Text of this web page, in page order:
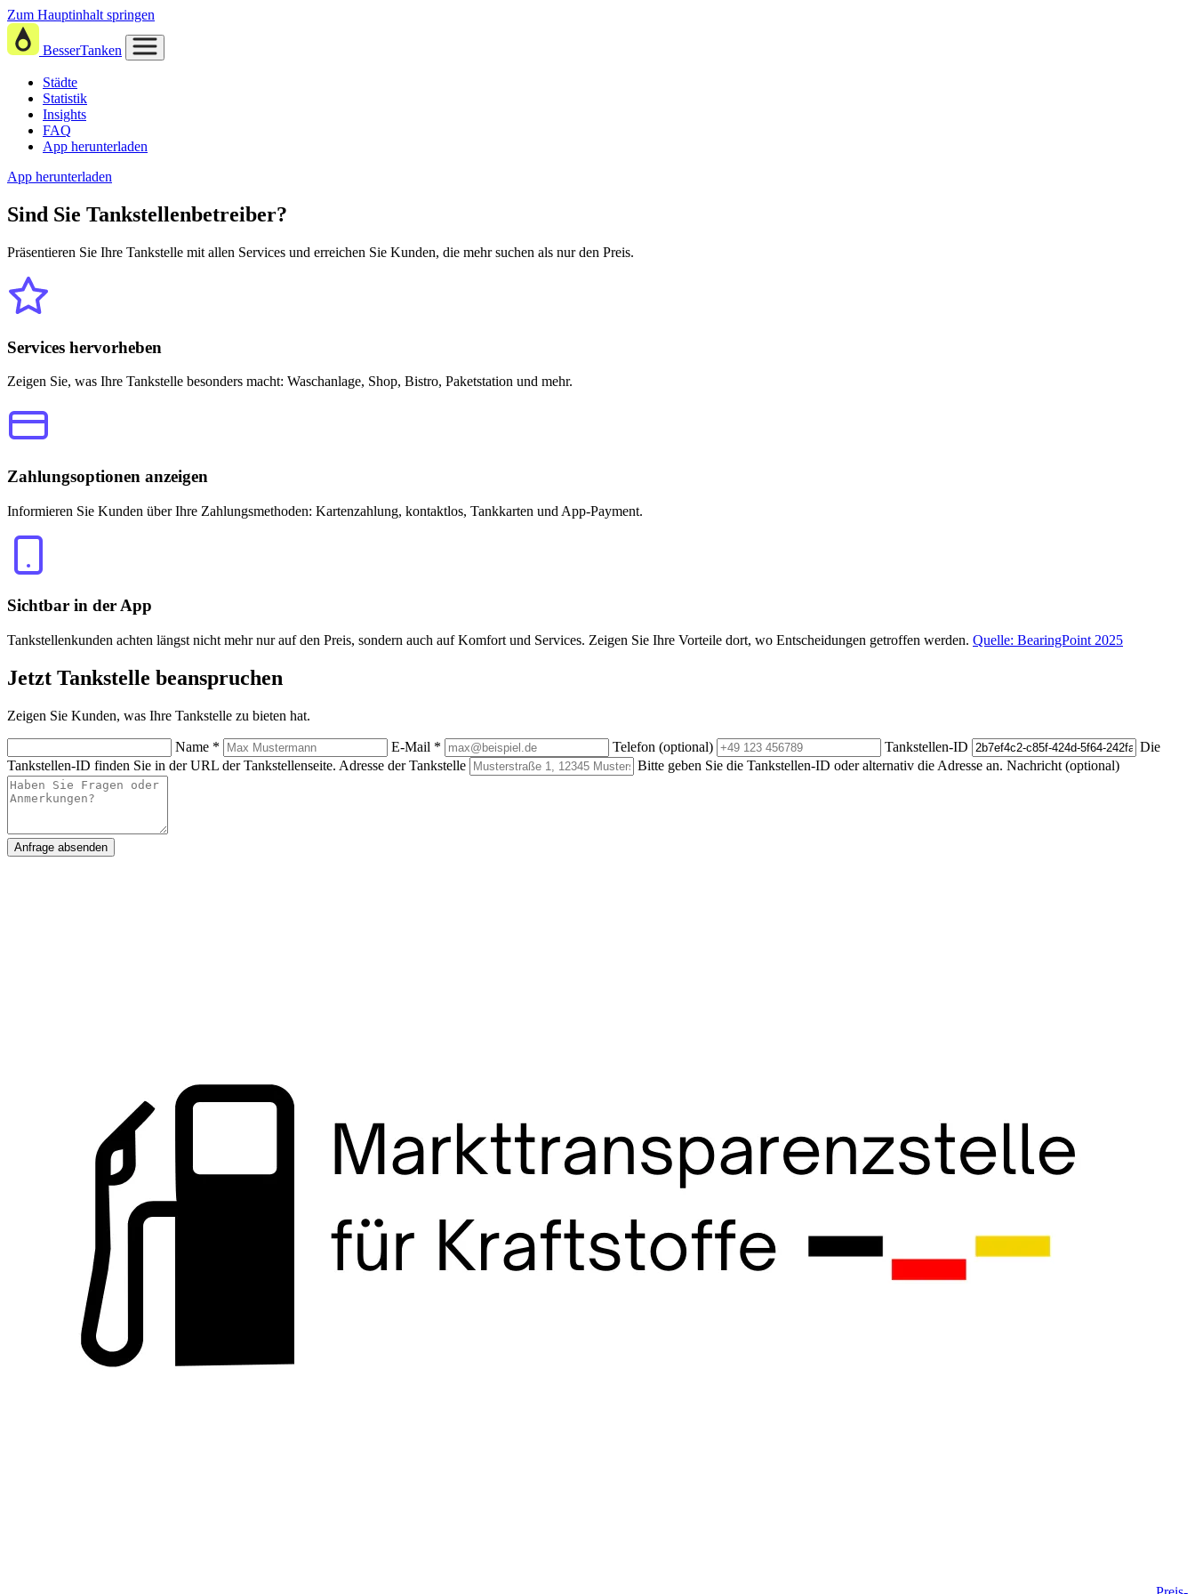
Zum Hauptinhalt springen
BesserTanken
Städte
Statistik
Insights
FAQ
App herunterladen
App herunterladen
Sind Sie Tankstellenbetreiber?
Präsentieren Sie Ihre Tankstelle mit allen Services und erreichen Sie Kunden, die mehr suchen als nur den Preis.
Services hervorheben
Zeigen Sie, was Ihre Tankstelle besonders macht: Waschanlage, Shop, Bistro, Paketstation und mehr.
Zahlungsoptionen anzeigen
Informieren Sie Kunden über Ihre Zahlungsmethoden: Kartenzahlung, kontaktlos, Tankkarten und App-Payment.
Sichtbar in der App
Tankstellenkunden achten längst nicht mehr nur auf den Preis, sondern auch auf Komfort und Services. Zeigen Sie Ihre Vorteile dort, wo Entscheidungen getroffen werden. Quelle: BearingPoint 2025
Jetzt Tankstelle beanspruchen
Zeigen Sie Kunden, was Ihre Tankstelle zu bieten hat.
Name * E-Mail * Telefon (optional) Tankstellen-ID
Die
Tankstellen-ID finden Sie in der URL der Tankstellenseite. Adresse der Tankstelle Bitte geben Sie die Tankstellen-ID oder alternativ die Adresse an. Nachricht (optional)
Anfrage absenden